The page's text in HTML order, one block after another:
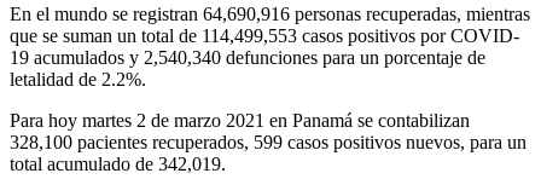
En el mundo se registran 64,690,916 personas recuperadas, mientras
que se suman un total de 114,499,553 casos positivos por COVID-
19 acumulados y 2,540,340 defunciones para un porcentaje de
letalidad de 2.2%.
Para hoy martes 2 de marzo 2021 en Panamá se contabilizan
328,100 pacientes recuperados, 599 casos positivos nuevos, para un
total acumulado de 342,019.